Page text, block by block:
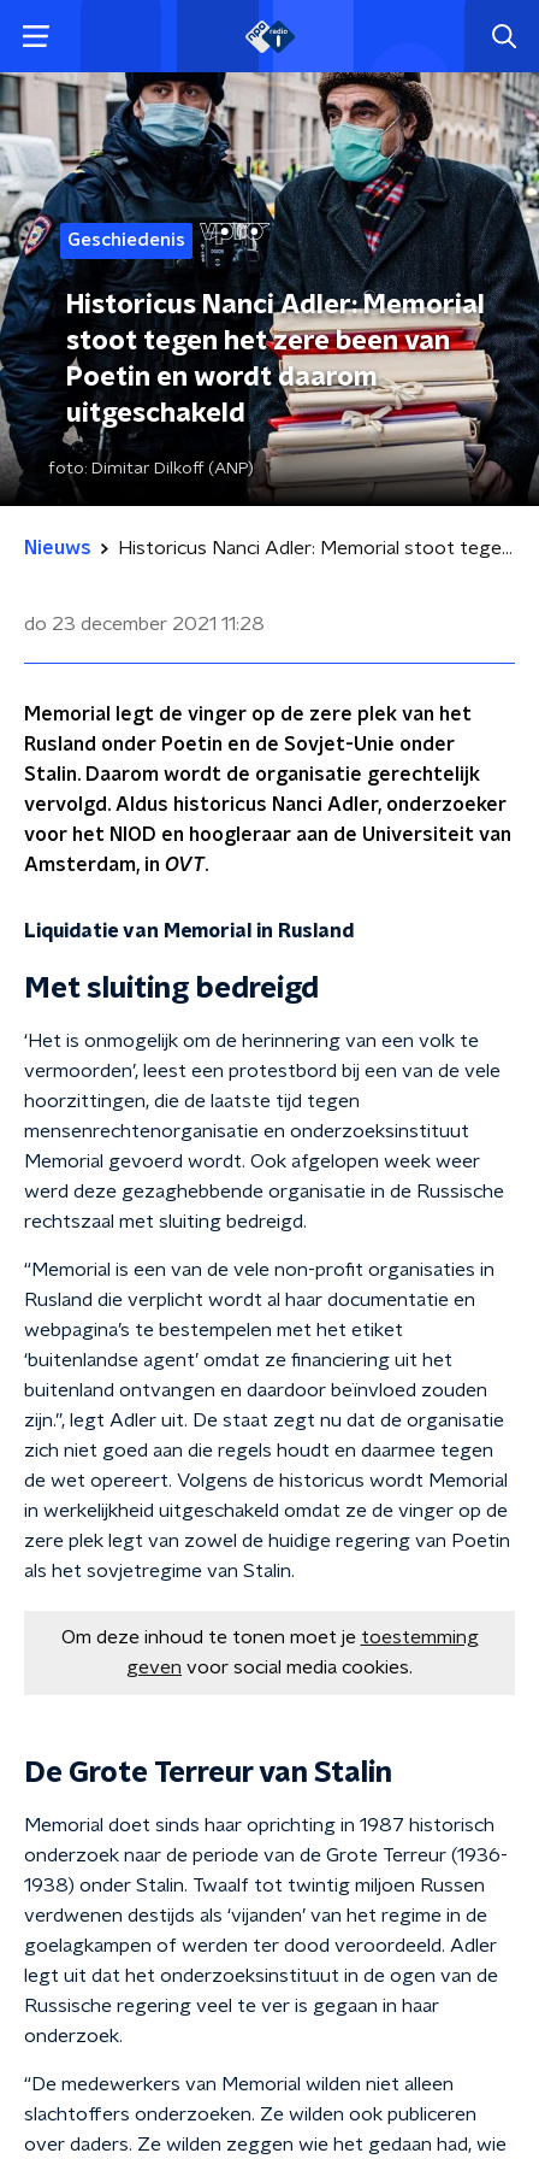
Geschiedenis
Historicus Nanci Adler: Memorial
stoot tegen het zere been van
Poetin en wordt daarom
uitgeschakeld
foto: Dimitar Dilkoff (ANP)
Nieuws Historicus Nanci Adler: Memorial stoot tegen het zere been van Poetin en wordt daarom uitgeschakeld
do 23 december 2021 11:28
Memorial legt de vinger op de zere plek van het
Rusland onder Poetin en de Sovjet-Unie onder
Stalin. Daarom wordt de organisatie gerechtelijk
vervolgd. Aldus historicus Nanci Adler, onderzoeker
voor het NIOD en hoogleraar aan de Universiteit van
Amsterdam, in OVT.
Liquidatie van Memorial in Rusland
Met sluiting bedreigd
‘Het is onmogelijk om de herinnering van een volk te
vermoorden’, leest een protestbord bij een van de vele
hoorzittingen, die de laatste tijd tegen
mensenrechtenorganisatie en onderzoeksinstituut
Memorial gevoerd wordt. Ook afgelopen week weer
werd deze gezaghebbende organisatie in de Russische
rechtszaal met sluiting bedreigd.
“Memorial is een van de vele non-profit organisaties in
Rusland die verplicht wordt al haar documentatie en
webpagina’s te bestempelen met het etiket
‘buitenlandse agent’ omdat ze financiering uit het
buitenland ontvangen en daardoor beïnvloed zouden
zijn.”, legt Adler uit. De staat zegt nu dat de organisatie
zich niet goed aan die regels houdt en daarmee tegen
de wet opereert. Volgens de historicus wordt Memorial
in werkelijkheid uitgeschakeld omdat ze de vinger op de
zere plek legt van zowel de huidige regering van Poetin
als het sovjetregime van Stalin.
Om deze inhoud te tonen moet je toestemming
geven voor social media cookies.
De Grote Terreur van Stalin
Memorial doet sinds haar oprichting in 1987 historisch
onderzoek naar de periode van de Grote Terreur (1936-
1938) onder Stalin. Twaalf tot twintig miljoen Russen
verdwenen destijds als ‘vijanden’ van het regime in de
goelagkampen of werden ter dood veroordeeld. Adler
legt uit dat het onderzoeksinstituut in de ogen van de
Russische regering veel te ver is gegaan in haar
onderzoek.
“De medewerkers van Memorial wilden niet alleen
slachtoffers onderzoeken. Ze wilden ook publiceren
over daders. Ze wilden zeggen wie het gedaan had, wie